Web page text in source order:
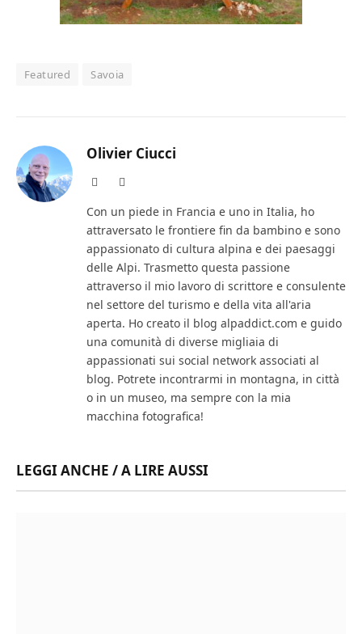
Featured Savoia
Olivier Ciucci
Website
Con un piede in Francia e uno in Italia, ho
attraversato le frontiere fin da bambino e sono
appassionato di cultura alpina e dei paesaggi
delle Alpi. Trasmetto questa passione
attraverso il mio lavoro di scrittore e consulente
nel settore del turismo e della vita all'aria
aperta. Ho creato il blog alpaddict.com e guido
una comunità di diverse migliaia di
appassionati sui social network associati al
blog. Potrete incontrarmi in montagna, in città
o in un museo, ma sempre con la mia
macchina fotografica!
LEGGI ANCHE / A LIRE AUSSI